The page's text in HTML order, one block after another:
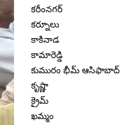
కరీంనగర్
కర్నూలు
కాకినాడ
కామారెడ్డి
కుమురం భీమ్ ఆసిఫాబాద్
కృష్ణా
క్రైమ్
ఖమ్మం